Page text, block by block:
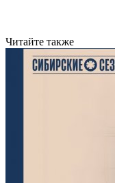
Читайте также